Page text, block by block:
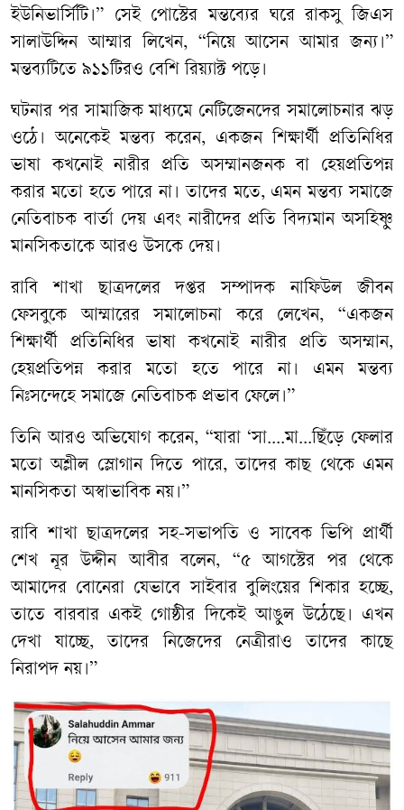
ইউনিভার্সিটি।” সেই পোস্টের মন্তব্যের ঘরে রাকসু জিএস
সালাউদ্দিন আম্মার লিখেন, “নিয়ে আসেন আমার জন্য।”
মন্তব্যটিতে ৯১১টিরও বেশি রিয়্যাক্ট পড়ে।
ঘটনার পর সামাজিক মাধ্যমে নেটিজেনদের সমালোচনার ঝড়
ওঠে। অনেকেই মন্তব্য করেন, একজন শিক্ষার্থী প্রতিনিধির
ভাষা কখনোই নারীর প্রতি অসম্মানজনক বা হেয়প্রতিপন্ন
করার মতো হতে পারে না। তাদের মতে, এমন মন্তব্য সমাজে
নেতিবাচক বার্তা দেয় এবং নারীদের প্রতি বিদ্যমান অসহিষ্ণু
মানসিকতাকে আরও উসকে দেয়।
রাবি শাখা ছাত্রদলের দপ্তর সম্পাদক নাফিউল জীবন
ফেসবুকে আম্মারের সমালোচনা করে লেখেন, “একজন
শিক্ষার্থী প্রতিনিধির ভাষা কখনোই নারীর প্রতি অসম্মান,
হেয়প্রতিপন্ন করার মতো হতে পারে না। এমন মন্তব্য
নিঃসন্দেহে সমাজে নেতিবাচক প্রভাব ফেলে।”
তিনি আরও অভিযোগ করেন, “যারা ‘সা....মা...ছিঁড়ে ফেলার
মতো অশ্লীল স্লোগান দিতে পারে, তাদের কাছ থেকে এমন
মানসিকতা অস্বাভাবিক নয়।”
রাবি শাখা ছাত্রদলের সহ-সভাপতি ও সাবেক ভিপি প্রার্থী
শেখ নূর উদ্দীন আবীর বলেন, “৫ আগস্টের পর থেকে
আমাদের বোনেরা যেভাবে সাইবার বুলিংয়ের শিকার হচ্ছে,
তাতে বারবার একই গোষ্ঠীর দিকেই আঙুল উঠেছে। এখন
দেখা যাচ্ছে, তাদের নিজেদের নেত্রীরাও তাদের কাছে
নিরাপদ নয়।”